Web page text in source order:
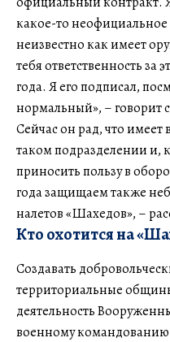
какое-то
неизвестно как имеет
тебя ответственность за
года. Я его подписал,
нормальный», – говорит
Сейчас он рад, что имеет
таком подразделении и,
приносить пользу в
года защищаем также
налетов «Шахедов», –
Кто охотится на
Создавать
территориальные
деятельность
военному